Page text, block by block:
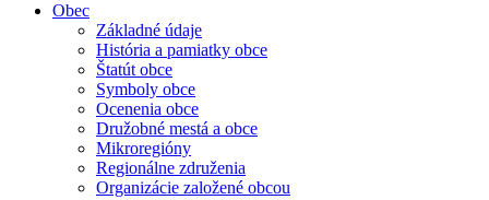
Obec
Základné údaje
História a pamiatky obce
Štatút obce
Symboly obce
Ocenenia obce
Družobné mestá a obce
Mikroregióny
Regionálne združenia
Organizácie založené obcou